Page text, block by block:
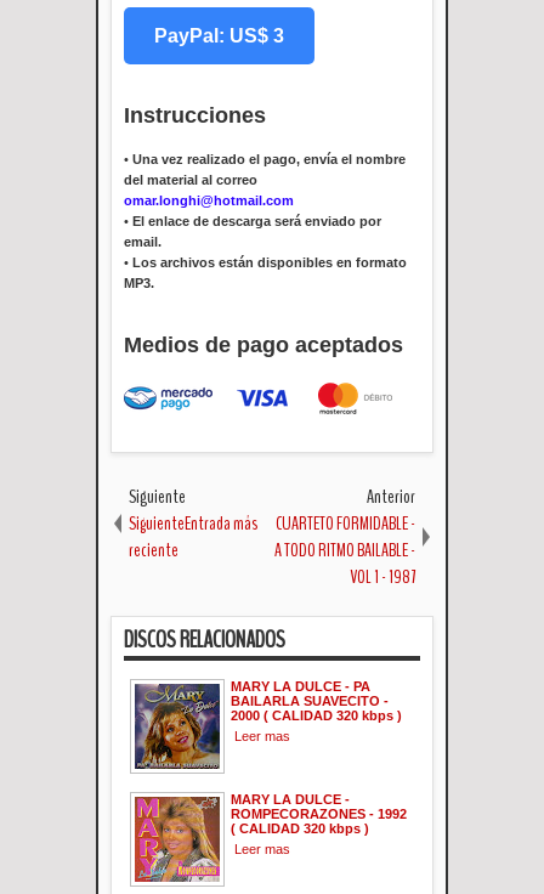
PayPal: US$ 3
Instrucciones
• Una vez realizado el pago, envía el nombre
del material al correo
omar.longhi@hotmail.com
• El enlace de descarga será enviado por
email.
• Los archivos están disponibles en formato
MP3.
Medios de pago aceptados
Siguiente
SiguienteEntrada más
reciente
Anterior
CUARTETO FORMIDABLE -
A TODO RITMO BAILABLE -
VOL 1 - 1987
DISCOS RELACIONADOS
MARY LA DULCE - PA
BAILARLA SUAVECITO -
2000 ( CALIDAD 320 kbps )
Leer mas
MARY LA DULCE -
ROMPECORAZONES - 1992
( CALIDAD 320 kbps )
Leer mas